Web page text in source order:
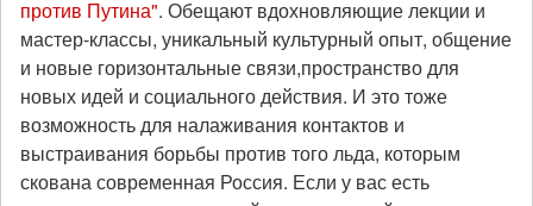
против Путина". Обещают вдохновляющие лекции и
мастер-классы, уникальный культурный опыт, общение
и новые горизонтальные связи,пространство для
новых идей и социального действия. И это тоже
возможность для налаживания контактов и
выстраивания борьбы против того льда, которым
скована современная Россия. Если у вас есть